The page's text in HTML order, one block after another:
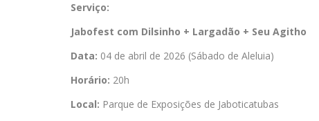
Serviço:
Jabofest com Dilsinho + Largadão + Seu Agitho
Data: 04 de abril de 2026 (Sábado de Aleluia)
Horário: 20h
Local: Parque de Exposições de Jaboticatubas